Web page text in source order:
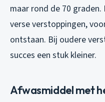
maar rond de 70
verse verstoppingen,
ontstaan. Bij oudere
succes een stuk kleiner.
Afwasmiddel met